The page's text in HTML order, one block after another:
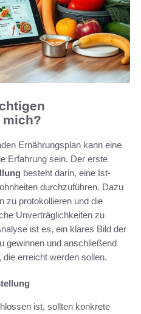
mich?
Ernährungsplan kann eine
Erfahrung sein. Der erste
besteht darin, eine Ist-
durchzuführen. Dazu
zu protokollieren und die
Unverträglichkeiten zu
ist es, ein klares Bild der
gewinnen und anschließend
erreicht werden sollen.
ist, sollten konkrete